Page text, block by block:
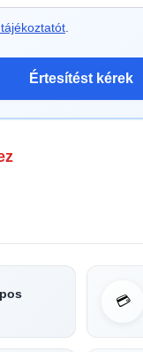
Értesítést kérek
💳